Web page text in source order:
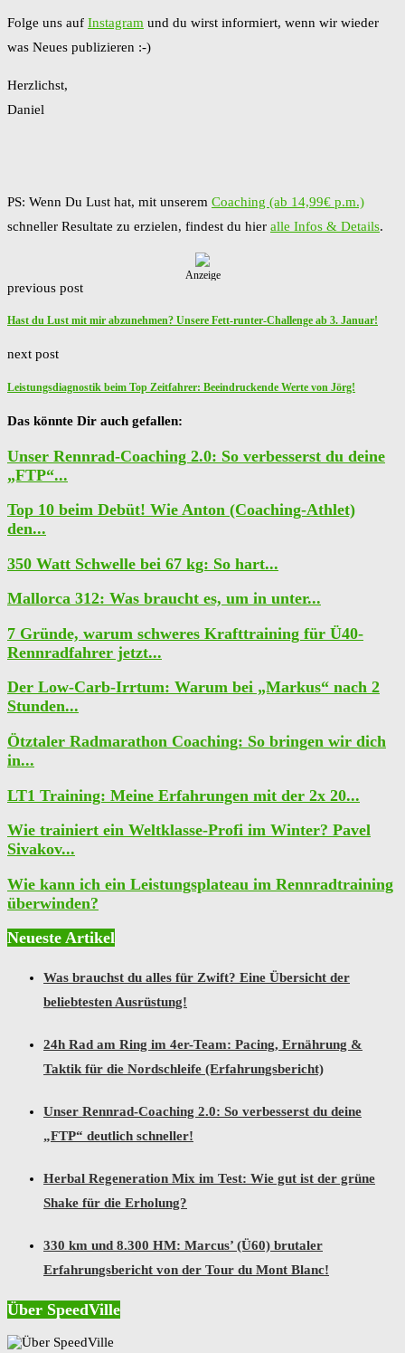
Folge uns auf Instagram und du wirst informiert, wenn wir wieder
was Neues publizieren :-)
Herzlichst,
Daniel
PS: Wenn Du Lust hat, mit unserem Coaching (ab 14,99€ p.m.)
schneller Resultate zu erzielen, findest du hier alle Infos & Details.
Anzeige
previous post
Hast du Lust mit mir abzunehmen? Unsere Fett-runter-Challenge ab 3. Januar!
next post
Leistungsdiagnostik beim Top Zeitfahrer: Beeindruckende Werte von Jörg!
Das könnte Dir auch gefallen:
Unser Rennrad-Coaching 2.0: So verbesserst du deine
„FTP“...
Top 10 beim Debüt! Wie Anton (Coaching-Athlet)
den...
350 Watt Schwelle bei 67 kg: So hart...
Mallorca 312: Was braucht es, um in unter...
7 Gründe, warum schweres Krafttraining für Ü40-
Rennradfahrer jetzt...
Der Low-Carb-Irrtum: Warum bei „Markus“ nach 2
Stunden...
Ötztaler Radmarathon Coaching: So bringen wir dich
in...
LT1 Training: Meine Erfahrungen mit der 2x 20...
Wie trainiert ein Weltklasse-Profi im Winter? Pavel
Sivakov...
Wie kann ich ein Leistungsplateau im Rennradtraining
überwinden?
Neueste Artikel
Was brauchst du alles für Zwift? Eine Übersicht der
beliebtesten Ausrüstung!
24h Rad am Ring im 4er-Team: Pacing, Ernährung &
Taktik für die Nordschleife (Erfahrungsbericht)
Unser Rennrad-Coaching 2.0: So verbesserst du deine
„FTP“ deutlich schneller!
Herbal Regeneration Mix im Test: Wie gut ist der grüne
Shake für die Erholung?
330 km und 8.300 HM: Marcus’ (Ü60) brutaler
Erfahrungsbericht von der Tour du Mont Blanc!
Über SpeedVille